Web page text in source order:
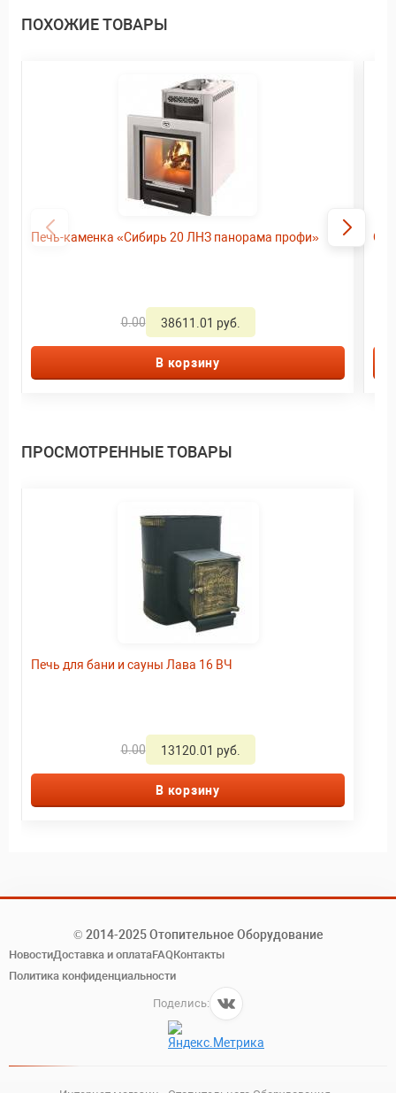
ПОХОЖИЕ ТОВАРЫ
Печь-каменка «Сибирь 20 ЛНЗ панорама профи»
0.00 38611.01 руб.
В корзину
ПРОСМОТРЕННЫЕ ТОВАРЫ
Печь для бани и сауны Лава 16 ВЧ
0.00 13120.01 руб.
В корзину
© 2014-2025 Отопительное Оборудование
НовостиДоставка и оплатаFAQКонтакты
Политика конфиденциальности
Поделись: